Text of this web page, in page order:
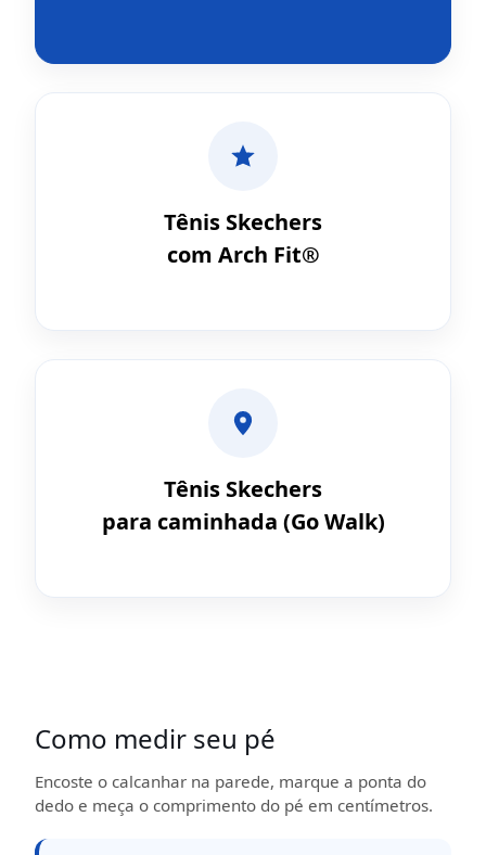
Tênis Skechers
com Arch Fit®
Tênis Skechers
para caminhada (Go Walk)
Como medir seu pé
Encoste o calcanhar na parede, marque a ponta do
dedo e meça o comprimento do pé em centímetros.